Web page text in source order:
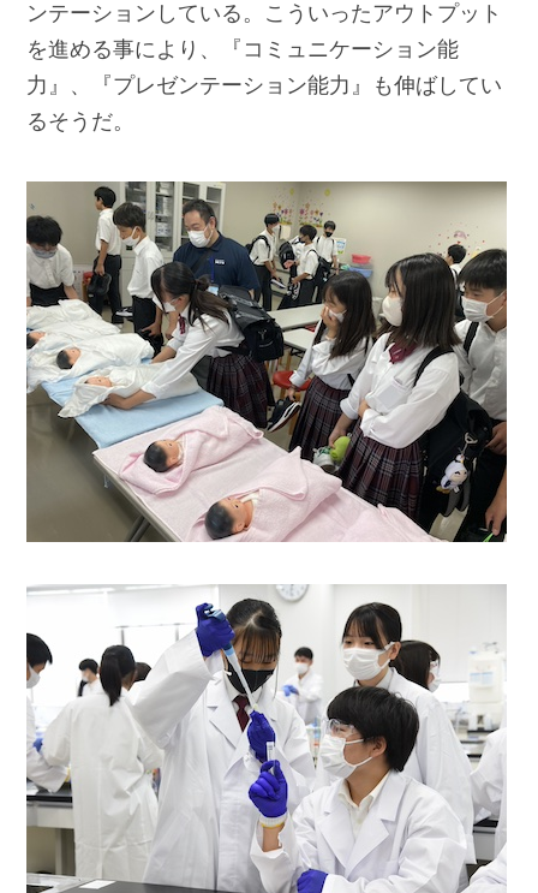
ンテーションしている。こういったアウトプット
を進める事により、『コミュニケーション能
力』、『プレゼンテーション能力』も伸ばしてい
るそうだ。